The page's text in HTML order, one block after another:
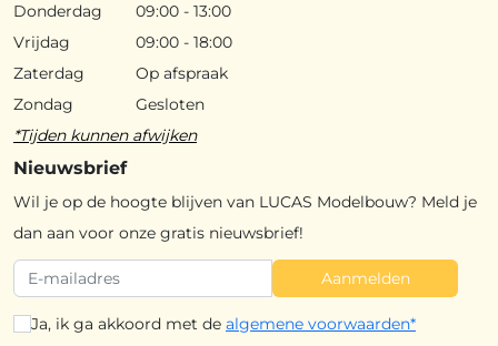
Donderdag
09:00 - 13:00
Vrijdag
09:00 - 18:00
Zaterdag
Op afspraak
Zondag
Gesloten
*Tijden kunnen afwijken
Nieuwsbrief
Wil je op de hoogte blijven van LUCAS Modelbouw? Meld je
dan aan voor onze gratis nieuwsbrief!
Aanmelden
Ja, ik ga akkoord met de algemene voorwaarden*